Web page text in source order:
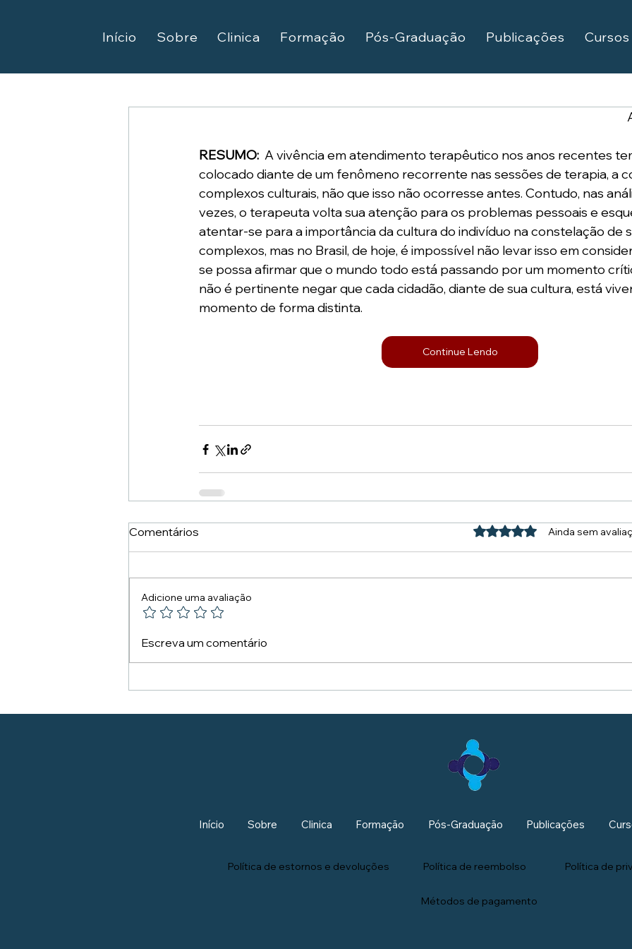
RESUMO: A vivência em atendimento terapêutico nos anos recentes
colocado diante de um fenômeno recorrente nas sessões de terapia, a
complexos culturais, não que isso não ocorresse antes. Contudo, nas
vezes, o terapeuta volta sua atenção para os problemas pessoais e
atentar-se para a importância da cultura do indivíduo na constelação de
complexos, mas no Brasil, de hoje, é impossível não levar isso em
se possa afirmar que o mundo todo está passando por um momento
não é pertinente negar que cada cidadão, diante de sua cultura, está
momento de forma distinta.
Continue Lendo
Comentários Avaliado com 0 de 5
Ainda sem
Adicione uma avaliação
Escreva um comentário
Início Sobre Clinica Formação Pós-Graduação Publicações
Início Sobre Clinica Formação Pós-Graduação Publicações
Política de estornos e devoluções Política de reembolso Política de
Métodos de pagamento